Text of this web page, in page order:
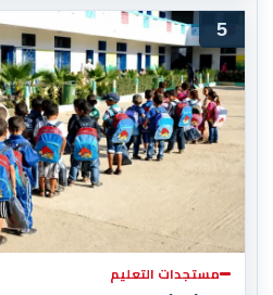
5
مستجدات التعليم